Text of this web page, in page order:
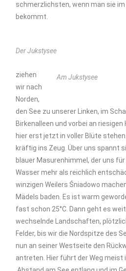
schmerzlichsten, wenn man sie
bekommt.
Der Jukstysee
Am Jukstysee
ziehen
wir nach
Norden,
den See zu unserer Linken, im
Birkenalleen und vorbei an riesigen
hier erst jetzt in voller Blüte
kräftig ins Zeug. Über uns spannt
blauer Masurenhimmel, der uns
Wasser mehr als reichlich
winzigen Weilers Śniadowo
Mädels baden. Es ist warm
fast schon 25°C. Dann geht es
wechselnde Landschaften,
Felder, bis wir die Nordspitze des
nun an seiner Westseite den
antreten. Hier führt der Weg meist